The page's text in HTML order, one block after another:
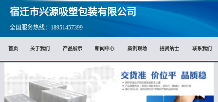
宿迁市兴源吸塑包装有限公司
全国服务热线：18951457399
首页 关于我们 产品展示 新闻中心 案例现场 招贤纳士 联系我们